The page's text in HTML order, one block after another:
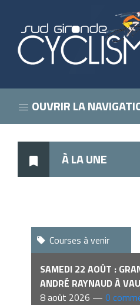
OUVRIR LA
À LA UNE
Courses à venir
SAMEDI 22 AOÛT :
ANDRÉ RAYNAUD À
8 août 2026 — 0